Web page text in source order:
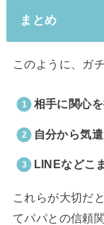
まとめ
このように、ガ
相手に関心
自分から気
LINEなどこ
これらが大切だ
てパパとの信頼